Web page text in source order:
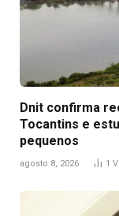
Dnit confirma
Tocantins e
pequenos
agosto 8, 2026 1